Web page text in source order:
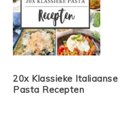
20x Klassieke Italiaanse
Pasta Recepten